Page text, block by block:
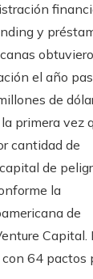
y
el año
de
primera vez
cantidad de
de
la
de
Capital.
64 pactos